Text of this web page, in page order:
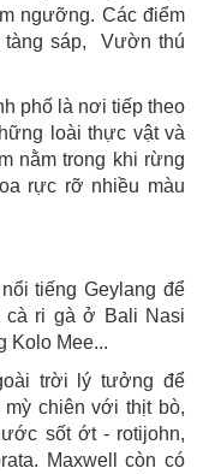
ngưỡng. Các điểm
tàng sáp, Vườn thú
phố là nơi tiếp theo
loài thực vật và
nằm trong khi rừng
rực rỡ nhiều màu
tiếng Geylang để
cà ri gà ở Bali Nasi
Kolo Mee...
trời lý tưởng để
chiên với thịt bò,
sốt ớt - rotijohn,
Maxwell còn có